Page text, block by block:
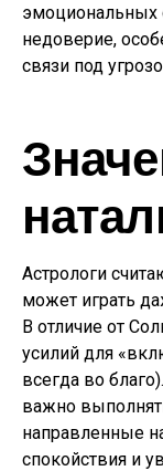
эмоциональных
недоверие,
связи под
Астрологи
может играть
В отличие от
усилий для
всегда во
важно
направленные
спокойствия и